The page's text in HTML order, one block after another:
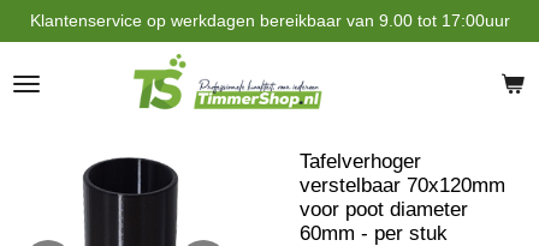
Ga
direct
naar
de
Klantenservice op werkdagen bereikbaar van 9.00 tot 17:00uur
Tafelverhoger
verstelbaar 70x120mm
voor poot diameter
60mm - per stuk